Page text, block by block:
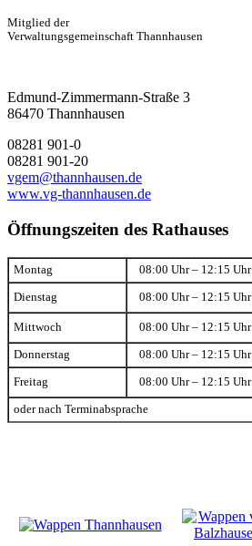
Mitglied der
Verwaltungsgemeinschaft Thannhausen
Edmund-Zimmermann-Straße 3
86470 Thannhausen
08281 901-0
08281 901-20
vgem@thannhausen.de
www.vg-thannhausen.de
Öffnungszeiten des Rathauses
Montag 08:00 Uhr – 12:15 Uhr
Dienstag 08:00 Uhr – 12:15 Uhr
Mittwoch 08:00 Uhr – 12:15 Uhr
Donnerstag 08:00 Uhr – 12:15 Uhr
Freitag 08:00 Uhr – 12:15 Uhr
oder nach Terminabsprache